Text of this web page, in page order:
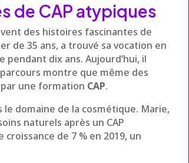
de CAP atypiques
des histoires fascinantes de
de 35 ans, a trouvé sa vocation en
pendant dix ans. Aujourd’hui, il
montre que même des
une formation CAP.
domaine de la cosmétique. Marie,
naturels après un CAP
croissance de 7 % en 2019, un